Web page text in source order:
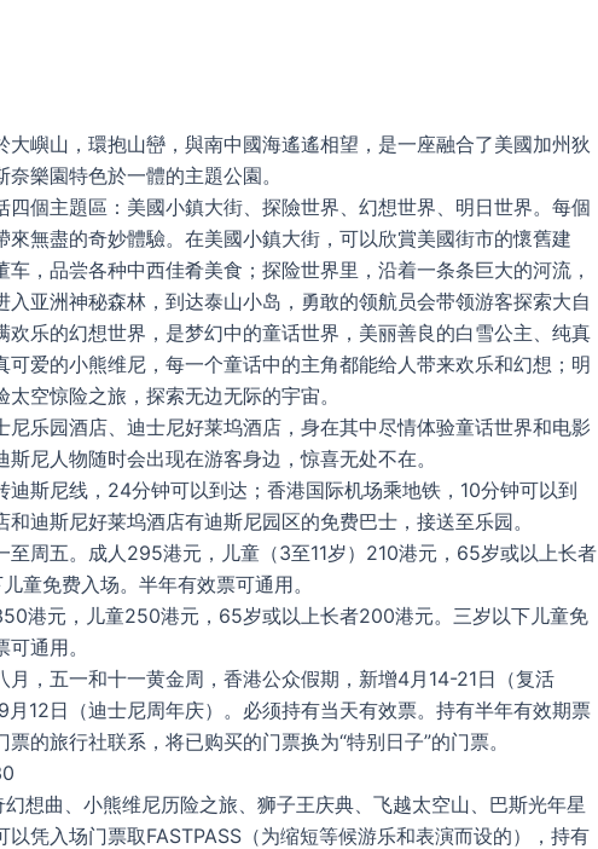
大嶼山，環抱山巒，與南中國海遙遙相望，是一座融合了美國加州狄
樂園特色於一體的主題公園。
四個主題區：美國小鎮大街、探險世界、幻想世界、明日世界。每個
來無盡的奇妙體驗。在美國小鎮大街，可以欣賞美國街市的懷舊建
车，品尝各种中西佳肴美食；探险世界里，沿着一条条巨大的河流，
入亚洲神秘森林，到达泰山小岛，勇敢的领航员会带领游客探索大自
欢乐的幻想世界，是梦幻中的童话世界，美丽善良的白雪公主、纯真
可爱的小熊维尼，每一个童话中的主角都能给人带来欢乐和幻想；明
太空惊险之旅，探索无边无际的宇宙。
尼乐园酒店、迪士尼好莱坞酒店，身在其中尽情体验童话世界和电影
尼人物随时会出现在游客身边，惊喜无处不在。
迪斯尼线，24分钟可以到达；香港国际机场乘地铁，10分钟可以到
迪斯尼好莱坞酒店有迪斯尼园区的免费巴士，接送至乐园。
至周五。成人295港元，儿童（3至11岁）210港元，65岁或以上长者
童免费入场。半年有效票可通用。
港元，儿童250港元，65岁或以上长者200港元。三岁以下儿童免
通用。
月，五一和十一黄金周，香港公众假期，新增4月14-21日（复活
12日（迪士尼周年庆）。必须持有当天有效票。持有半年有效期票
的旅行社联系，将已购买的门票换为“特别日子”的门票。
想曲、小熊维尼历险之旅、狮子王庆典、飞越太空山、巴斯光年星
以凭入场门票取FASTPASS（为缩短等候游乐和表演而设的），持有